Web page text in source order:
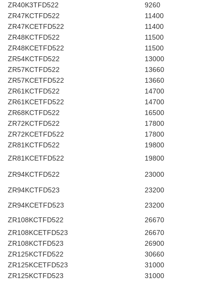
ZR40K3TFD522
9260
ZR47KCTFD522
11400
ZR47KCETFD522
11400
ZR48KCTFD522
11500
ZR48KCETFD522
11500
ZR54KCTFD522
13000
ZR57KCTFD522
13660
ZR57KCETFD522
13660
ZR61KCTFD522
14700
ZR61KCETFD522
14700
ZR68KCTFD522
16500
ZR72KCTFD522
17800
ZR72KCETFD522
17800
ZR81KCTFD522
19800
ZR81KCETFD522
19800
ZR94KCTFD522
23000
ZR94KCTFD523
23200
ZR94KCETFD523
23200
ZR108KCTFD522
26670
ZR108KCETFD523
26670
ZR108KCTFD523
26900
ZR125KCTFD522
30660
ZR125KCETFD523
31000
ZR125KCTFD523
31000